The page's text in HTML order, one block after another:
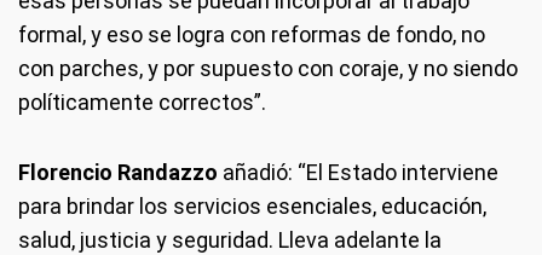
formal, y eso se logra con reformas de fondo, no
con parches, y por supuesto con coraje, y no siendo
políticamente correctos”.
Florencio Randazzo añadió: “El Estado interviene
para brindar los servicios esenciales, educación,
salud, justicia y seguridad. Lleva adelante la